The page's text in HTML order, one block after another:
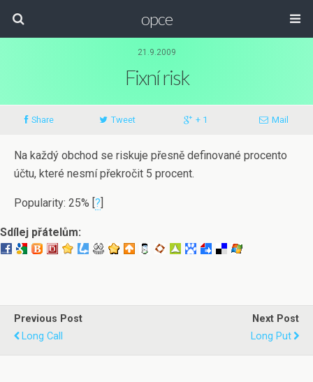
opce
21.9.2009
Fixní risk
Share Tweet + 1 Mail
Na každý obchod se riskuje přesně definované procento
účtu, které nesmí překročit 5 procent.
Popularity: 25% [?]
Sdílej přátelům:
Previous Post
Long Call
Next Post
Long Put